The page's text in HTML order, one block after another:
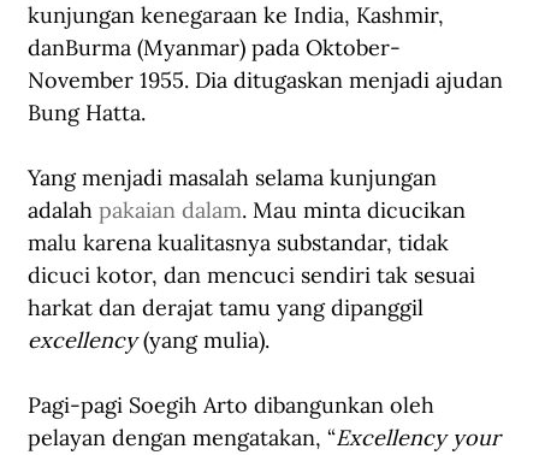
kunjungan kenegaraan ke India, Kashmir,
danBurma (Myanmar) pada Oktober-
November 1955. Dia ditugaskan menjadi ajudan
Bung Hatta.
Yang menjadi masalah selama kunjungan
adalah pakaian dalam. Mau minta dicucikan
malu karena kualitasnya substandar, tidak
dicuci kotor, dan mencuci sendiri tak sesuai
harkat dan derajat tamu yang dipanggil
excellency (yang mulia).
Pagi-pagi Soegih Arto dibangunkan oleh
pelayan dengan mengatakan, “Excellency your